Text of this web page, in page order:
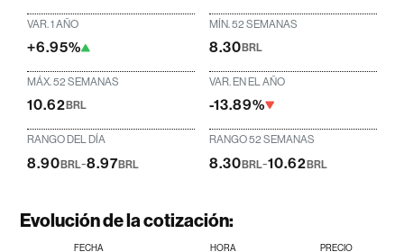
VAR. 1 AÑO
+6.95%
MÍN. 52 SEMANAS
8.30BRL
MÁX. 52 SEMANAS
10.62BRL
VAR. EN EL AÑO
-13.89%
RANGO DEL DÍA
8.90BRL-8.97BRL
RANGO 52 SEMANAS
8.30 BRL-10.62 BRL
Evolución de la cotización:
FECHA HORA PRECIO